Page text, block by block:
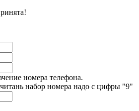
номера телефона.
набор номера надо с цифры "9"